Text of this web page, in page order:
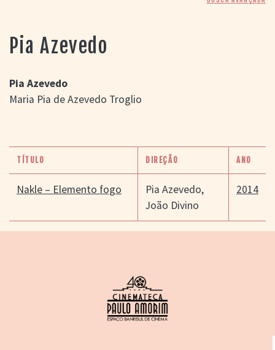
PORTAL DO
CINEMA GAÚCHO
> BUSCA AVANÇADA
> LISTA DE FILMES
> BIBLIOGRAFIAS
CONTATO E
LOCALIZAÇÃO
Pia Azevedo
Pia Azevedo
Maria Pia de Azevedo Troglio
TÍTULO DIREÇÃO ANO
Nakle – Elemento fogo Pia Azevedo,
João Divino
2014